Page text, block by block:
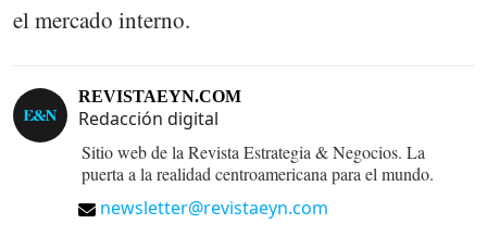
el mercado interno.
REVISTAEYN.COM
Redacción digital
Sitio web de la Revista Estrategia & Negocios. La
puerta a la realidad centroamericana para el mundo.
newsletter@revistaeyn.com